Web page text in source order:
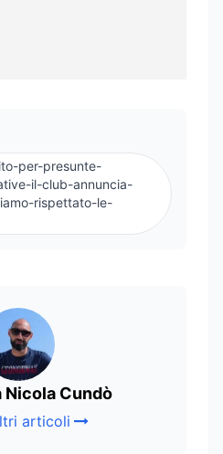
per-presunte-
il-club-annuncia-
rispettato-le-
Cundò
articoli